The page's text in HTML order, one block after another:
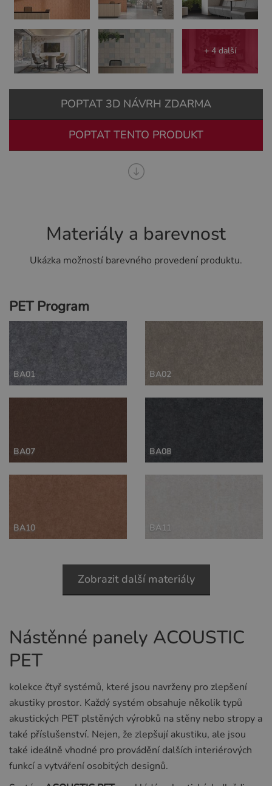
+ 4 další
POPTAT 3D NÁVRH ZDARMA
POPTAT TENTO PRODUKT
Materiály a barevnost
Ukázka možností barevného provedení produktu.
PET Program
BA01 BA02
BA07 BA08
BA10 BA11
Zobrazit další materiály
Nástěnné panely ACOUSTIC
PET
kolekce čtyř systémů, které jsou navrženy pro zlepšení
akustiky prostor. Každý systém obsahuje několik typů
akustických PET plstěných výrobků na stěny nebo stropy a
také příslušenství. Nejen, že zlepšují akustiku, ale jsou
také ideálně vhodné pro provádění dalších interiérových
funkcí a vytváření osobitých designů.